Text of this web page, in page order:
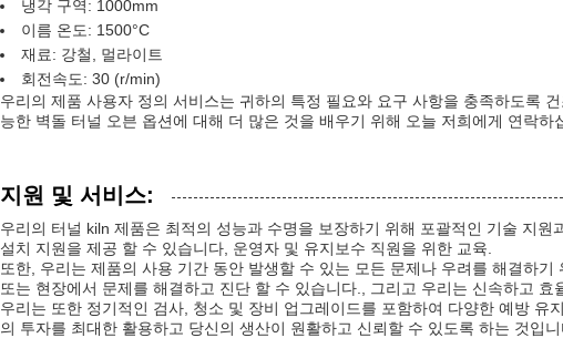
냉각 구역: 1000mm
이름 온도: 1500°C
재료: 강철, 멀라이트
회전속도: 30 (r/min)
우리의 제품 사용자 정의 서비스는 귀하의 특정 필요와 요구 사항을 충족하도록
능한 벽돌 터널 오븐 옵션에 대해 더 많은 것을 배우기 위해 오늘 저희에게 연락하
지원 및 서비스:
우리의 터널 kiln 제품은 최적의 성능과 수명을 보장하기 위해 포괄적인 기술 지
설치 지원을 제공 할 수 있습니다, 운영자 및 유지보수 직원을 위한 교육.
또한, 우리는 제품의 사용 기간 동안 발생할 수 있는 모든 문제나 우려를 해결하
또는 현장에서 문제를 해결하고 진단 할 수 있습니다., 그리고 우리는 신속하고
우리는 또한 정기적인 검사, 청소 및 장비 업그레이드를 포함하여 다양한 예방 유
의 투자를 최대한 활용하고 당신의 생산이 원활하고 신뢰할 수 있도록 하는 것입니